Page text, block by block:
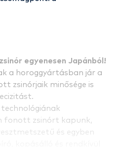
egyenesen Japánból!
a horoggyártásban jár a
zsinórjaik minősége is
technológiának
fonott zsinórt kapunk,
és egyben